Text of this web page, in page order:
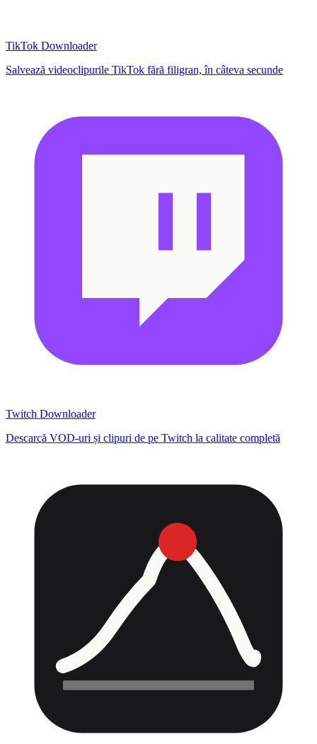
TikTok Downloader
Salvează videoclipurile TikTok fără filigran, în câteva secunde
Twitch Downloader
Descarcă VOD-uri și clipuri de pe Twitch la calitate completă